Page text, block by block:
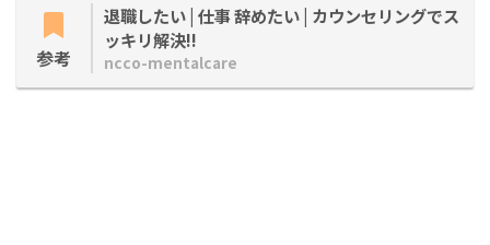
参考
退職したい | 仕事 辞めたい | カウンセリングでス
ッキリ解決!!
ncco-mentalcare